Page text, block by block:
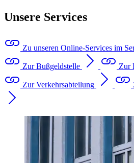
Unsere Services
Zu unseren Online-Services im
Zur Bußgeldstelle Zur
Zur Verkehrsabteilung